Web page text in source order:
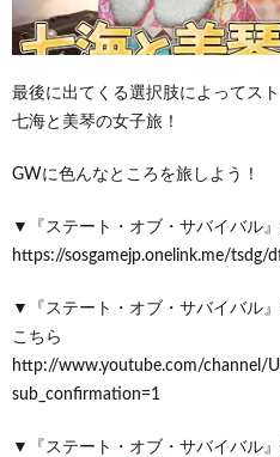
最後に出てくる選択肢によってス
七海と美琴の女子旅！
GWに色んなところを旅しよう！
▼『ステート・オブ・サバイバル
https://sosgamejp.onelink.me/tsdg/
▼『ステート・オブ・サバイバル
こちら
http://www.youtube.com/channel/
sub_confirmation=1
▼『ステート・オブ・サバイバル